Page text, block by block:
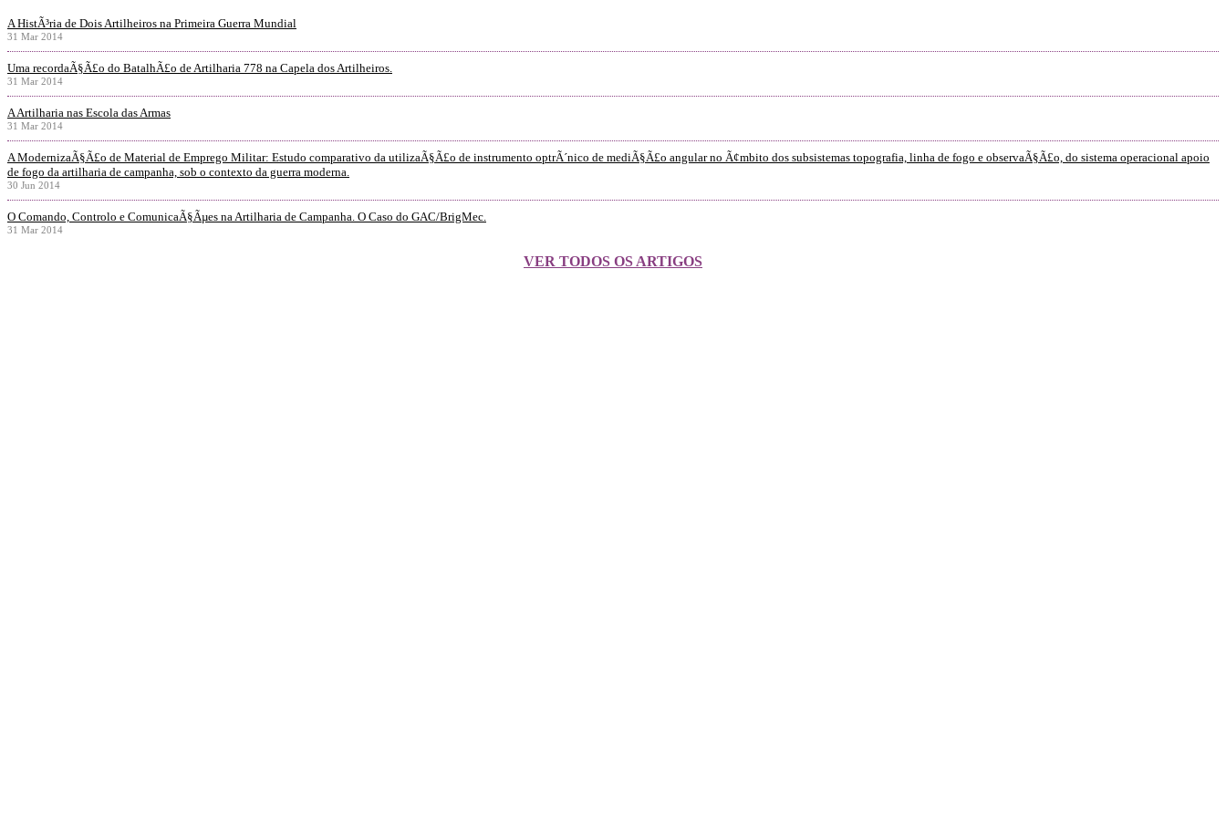
A HistÃ³ria de Dois Artilheiros na Primeira Guerra Mundial
31 Mar 2014
Uma recordaÃ§Ã£o do BatalhÃ£o de Artilharia 778 na Capela dos Artilheiros.
31 Mar 2014
A Artilharia nas Escola das Armas
31 Mar 2014
A ModernizaÃ§Ã£o de Material de Emprego Militar: Estudo comparativo da utilizaÃ§Ã£o de instrumento optrÃ´nico de mediÃ§Ã£o angular no Ã¢mbito dos subsistemas topografia, linha de fogo e observaÃ§Ã£o, do sistema operacional apoio
de fogo da artilharia de campanha, sob o contexto da guerra moderna.
30 Jun 2014
O Comando, Controlo e ComunicaÃ§Ãµes na Artilharia de Campanha. O Caso do GAC/BrigMec.
31 Mar 2014
VER TODOS OS ARTIGOS